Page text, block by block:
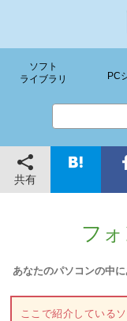
ソフト
ライブラリ
PC
共有
フ
あなたのパソコンの中
ここで紹介している